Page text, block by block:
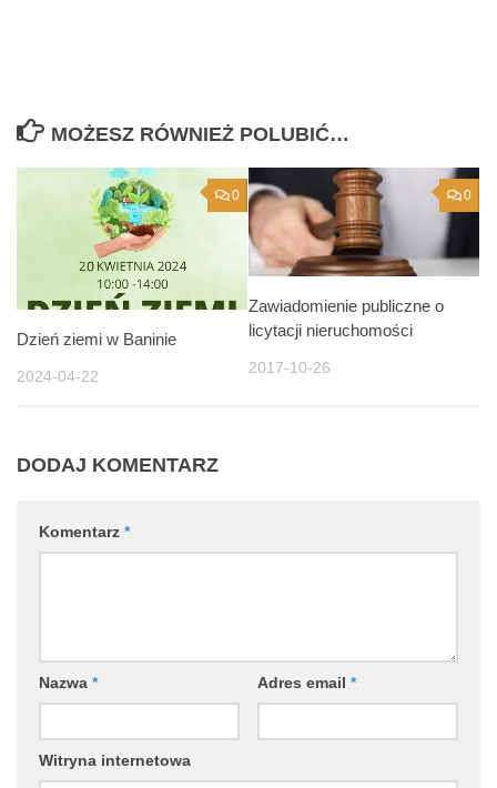
MOŻESZ RÓWNIEŻ POLUBIĆ…
0
Dzień ziemi w Baninie
2024-04-22
0
Zawiadomienie publiczne o
licytacji nieruchomości
2017-10-26
DODAJ KOMENTARZ
Komentarz *
Nazwa * Adres email *
Witryna internetowa